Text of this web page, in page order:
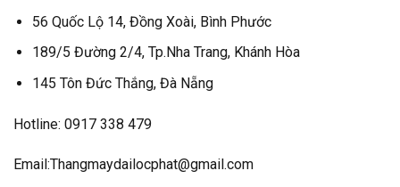
56 Quốc Lộ 14, Đồng Xoài, Bình Phước
189/5 Đường 2/4, Tp.Nha Trang, Khánh Hòa
145 Tôn Đức Thắng, Đà Nẵng
Hotline: 0917 338 479
Email:Thangmaydailocphat@gmail.com